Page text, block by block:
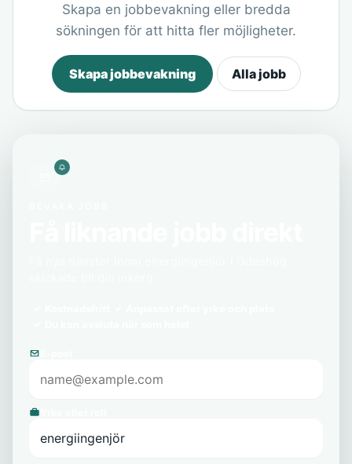
Skapa en jobbevakning eller bredda
sökningen för att hitta fler möjligheter.
Skapa jobbevakning Alla jobb